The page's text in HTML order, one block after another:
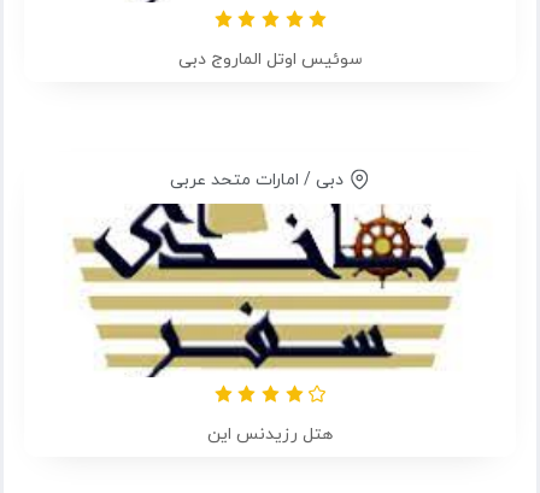
سوئیس اوتل الماروج دبی
دبی / امارات متحد عربی
هتل رزیدنس این